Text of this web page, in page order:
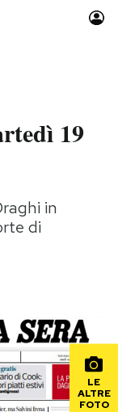
calcio 2026
19
in
di
LE
ALTRE
FOTO